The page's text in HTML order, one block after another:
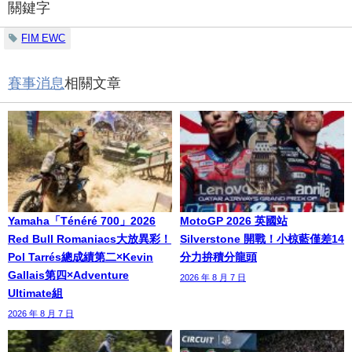
關鍵字
FIM EWC
賽事消息相關文章
Yamaha「Ténéré 700」2026
Red Bull Romaniacs大放異彩！
Pol Tarrés總成績第二×Kevin
Gallais第四×Adventure
Ultimate組
2026 年 8 月 7 日
MotoGP 2026 英國站
Silverstone 開戰！小椋藍僅差14
分力拚積分龍頭
2026 年 8 月 7 日